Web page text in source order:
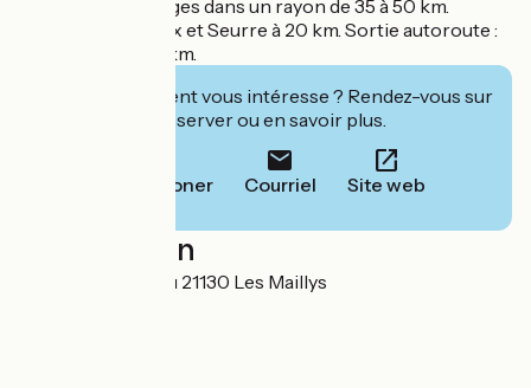
Nuits-Saint-Georges dans un rayon de 35 à 50 km.
Abbaye de Cîteaux et Seurre à 20 km. Sortie autoroute :
A39 Soirans à 10 km.
Cet établissement vous intéresse ? Rendez-vous sur
leur site pour réserver ou en savoir plus.
Téléphoner Courriel Site web
Localisation
11, allée du château 21130 Les Maillys